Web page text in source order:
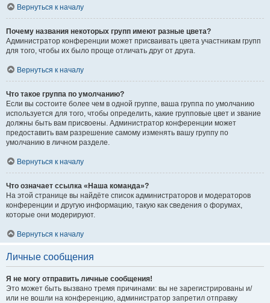
Вернуться к началу
Почему названия некоторых групп имеют разные цвета?
Администратор конференции может присваивать цвета участникам групп
для того, чтобы их было проще отличать друг от друга.
Вернуться к началу
Что такое группа по умолчанию?
Если вы состоите более чем в одной группе, ваша группа по умолчанию
используется для того, чтобы определить, какие групповые цвет и звание
должны быть вам присвоены. Администратор конференции может
предоставить вам разрешение самому изменять вашу группу по
умолчанию в личном разделе.
Вернуться к началу
Что означает ссылка «Наша команда»?
На этой странице вы найдёте список администраторов и модераторов
конференции и другую информацию, такую как сведения о форумах,
которые они модерируют.
Вернуться к началу
Личные сообщения
Я не могу отправить личные сообщения!
Это может быть вызвано тремя причинами: вы не зарегистрированы и/
или не вошли на конференцию, администратор запретил отправку